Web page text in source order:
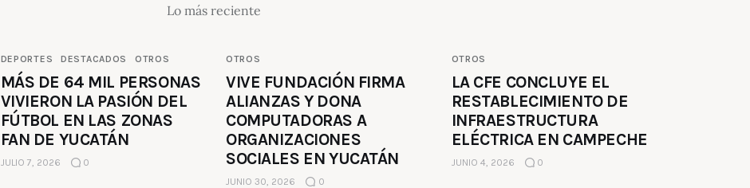
Lo más reciente
DEPORTES DESTACADOS OTROS
MÁS DE 64 MIL PERSONAS
VIVIERON LA PASIÓN DEL
FÚTBOL EN LAS ZONAS
FAN DE YUCATÁN
JULIO 7, 2026 0
OTROS
VIVE FUNDACIÓN FIRMA
ALIANZAS Y DONA
COMPUTADORAS A
ORGANIZACIONES
SOCIALES EN YUCATÁN
JUNIO 30, 2026 0
OTROS
LA CFE CONCLUYE EL
RESTABLECIMIENTO DE
INFRAESTRUCTURA
ELÉCTRICA EN CAMPECHE
JUNIO 4, 2026 0